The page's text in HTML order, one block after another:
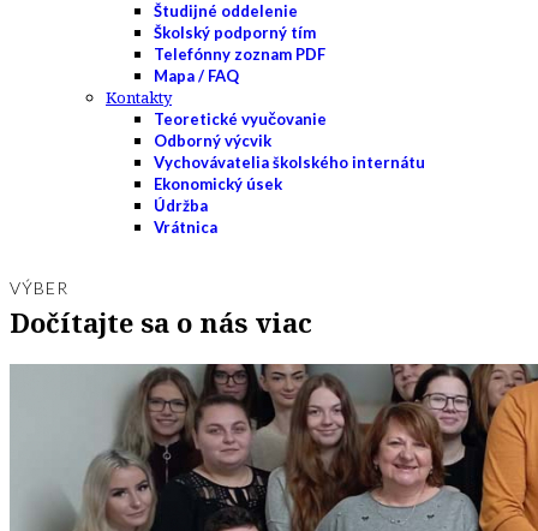
Študijné oddelenie
Školský podporný tím
Telefónny zoznam PDF
Mapa / FAQ
Kontakty
Teoretické vyučovanie
Odborný výcvik
Vychovávatelia školského internátu
Ekonomický úsek
Údržba
Vrátnica
VÝBER
Dočítajte sa o nás viac